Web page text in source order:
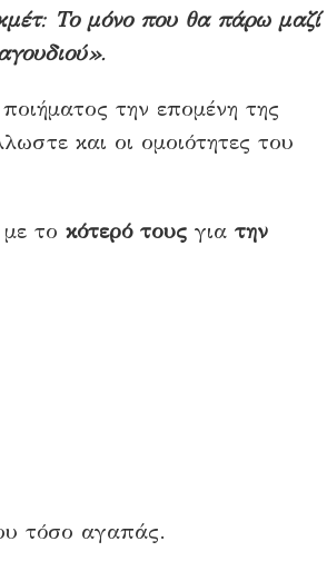
: Το μόνο που θα πάρω μαζί
.
την επομένη της
και οι ομοιότητες του
το κότερό τους για την
τόσο αγαπάς.